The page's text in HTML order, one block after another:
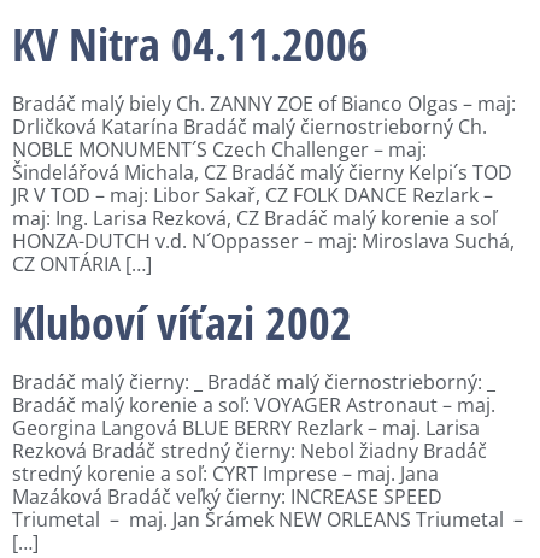
KV Nitra 04.11.2006
Bradáč malý biely Ch. ZANNY ZOE of Bianco Olgas – maj:
Drličková Katarína Bradáč malý čiernostrieborný Ch.
NOBLE MONUMENT´S Czech Challenger – maj:
Šindelářová Michala, CZ Bradáč malý čierny Kelpi´s TOD
JR V TOD – maj: Libor Sakař, CZ FOLK DANCE Rezlark –
maj: Ing. Larisa Rezková, CZ Bradáč malý korenie a soľ
HONZA-DUTCH v.d. N´Oppasser – maj: Miroslava Suchá,
CZ ONTÁRIA […]
Kluboví víťazi 2002
Bradáč malý čierny: _ Bradáč malý čiernostrieborný: _
Bradáč malý korenie a soľ: VOYAGER Astronaut – maj.
Georgina Langová BLUE BERRY Rezlark – maj. Larisa
Rezková Bradáč stredný čierny: Nebol žiadny Bradáč
stredný korenie a soľ: CYRT Imprese – maj. Jana
Mazáková Bradáč veľký čierny: INCREASE SPEED
Triumetal – maj. Jan Šrámek NEW ORLEANS Triumetal –
[…]